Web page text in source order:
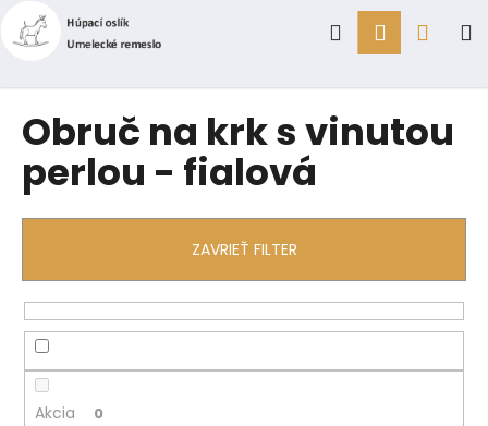
obsah
Hľadať
košík
Obruč na krk s vinutou
perlou - fialová
ZAVRIEŤ FILTER
Akcia 0
o
í
Späť
Späť
Č
o
p
o
e
b
u
j
e